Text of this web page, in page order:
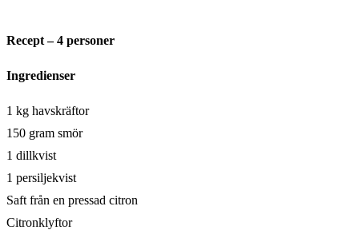
Recept – 4 personer
Ingredienser
1 kg havskräftor
150 gram smör
1 dillkvist
1 persiljekvist
Saft från en pressad citron
Citronklyftor